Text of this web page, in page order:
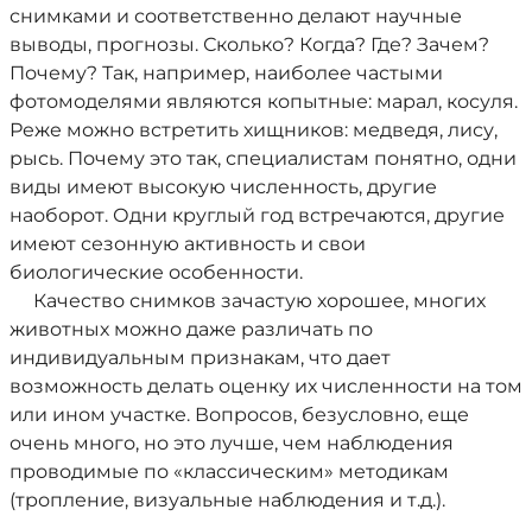
снимками и соответственно делают научные
выводы, прогнозы. Сколько? Когда? Где? Зачем?
Почему? Так, например, наиболее частыми
фотомоделями являются копытные: марал, косуля.
Реже можно встретить хищников: медведя, лису,
рысь. Почему это так, специалистам понятно, одни
виды имеют высокую численность, другие
наоборот. Одни круглый год встречаются, другие
имеют сезонную активность и свои
биологические особенности.
Качество снимков зачастую хорошее, многих
животных можно даже различать по
индивидуальным признакам, что дает
возможность делать оценку их численности на том
или ином участке. Вопросов, безусловно, еще
очень много, но это лучше, чем наблюдения
проводимые по «классическим» методикам
(тропление, визуальные наблюдения и т.д.).